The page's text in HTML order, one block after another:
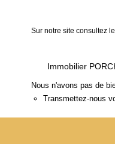
Sur notre site consultez
Immobilier
Nous n'avons pas de
Transmettez-nous